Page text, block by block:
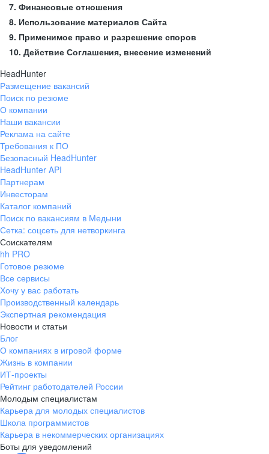
7. Финансовые отношения
8. Использование материалов Сайта
9. Применимое право и разрешение споров
10. Действие Соглашения, внесение изменений
HeadHunter
Размещение вакансий
Поиск по резюме
О компании
Наши вакансии
Реклама на сайте
Требования к ПО
Безопасный HeadHunter
HeadHunter API
Партнерам
Инвесторам
Каталог компаний
Поиск по вакансиям в Медыни
Сетка: соцсеть для нетворкинга
Соискателям
hh PRO
Готовое резюме
Все сервисы
Хочу у вас работать
Производственный календарь
Экспертная рекомендация
Новости и статьи
Блог
О компаниях в игровой форме
Жизнь в компании
ИТ-проекты
Рейтинг работодателей России
Молодым специалистам
Карьера для молодых специалистов
Школа программистов
Карьера в некоммерческих организациях
Боты для уведомлений